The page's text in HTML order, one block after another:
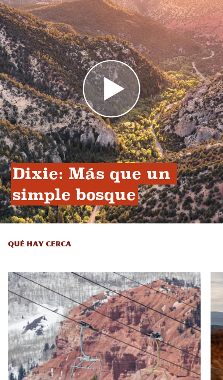
Dixie: Más que un
simple bosque
QUÉ HAY CERCA